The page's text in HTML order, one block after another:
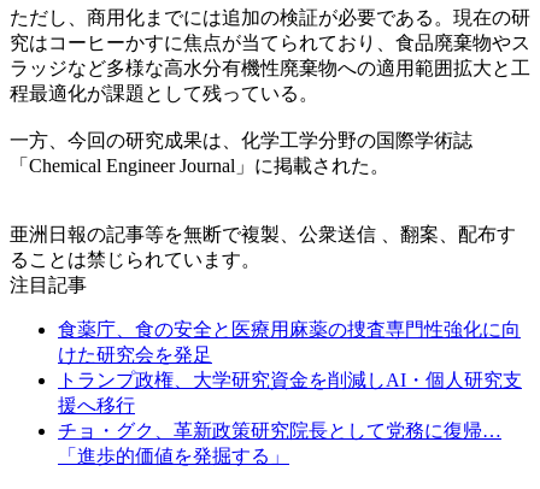
ただし、商用化までには追加の検証が必要である。現在の研
究はコーヒーかすに焦点が当てられており、食品廃棄物やス
ラッジなど多様な高水分有機性廃棄物への適用範囲拡大と工
程最適化が課題として残っている。
一方、今回の研究成果は、化学工学分野の国際学術誌
「Chemical Engineer Journal」に掲載された。
亜洲日報の記事等を無断で複製、公衆送信 、翻案、配布す
ることは禁じられています。
注目記事
食薬庁、食の安全と医療用麻薬の捜査専門性強化に向
けた研究会を発足
トランプ政権、大学研究資金を削減しAI・個人研究支
援へ移行
チョ・グク、革新政策研究院長として党務に復帰…
「進歩的価値を発掘する」